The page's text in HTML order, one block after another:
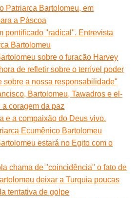
Patriarca Bartolomeu, em
a Páscoa
pontificado ''radical''. Entrevista
Bartolomeu
sobre o furacão Harvey
de refletir sobre o terrível poder
sobre a nossa responsabilidade"
Bartolomeu, Tawadros e el-
a coragem da paz
e a compaixão do Deus vivo.
Ecumênico Bartolomeu
estará no Egito com o
chama de "coincidência" o fato de
deixar a Turquia poucas
tentativa de golpe